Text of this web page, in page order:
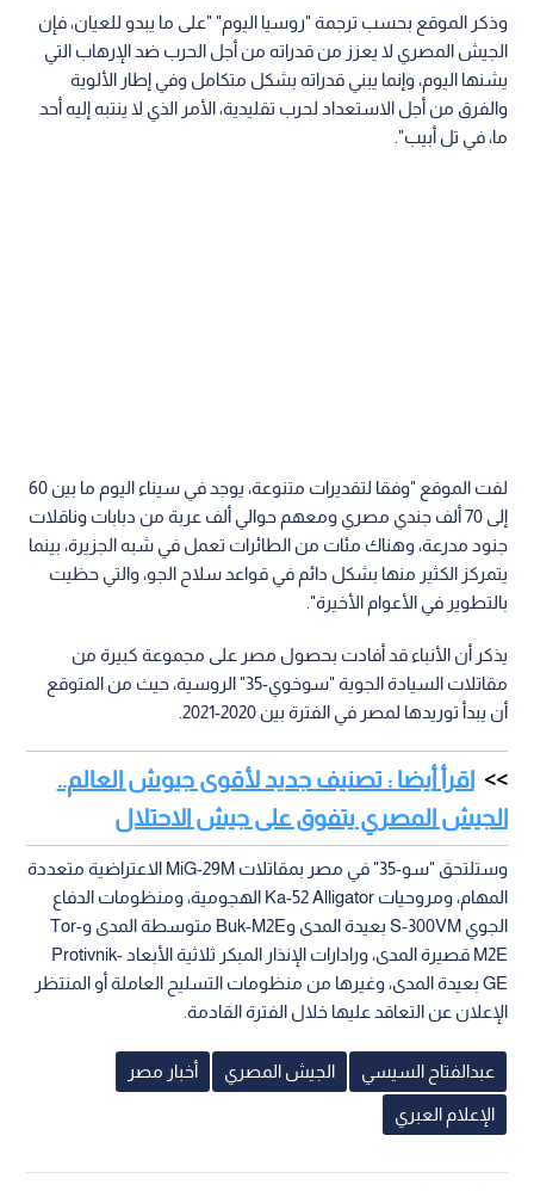
وذكر الموقع بحسب ترجمة "روسيا اليوم" "على ما يبدو للعيان، فإن
الجيش المصري لا يعزز من قدراته من أجل الحرب ضد الإرهاب التي
يشنها اليوم، وإنما يبني قدراته بشكل متكامل وفي إطار الألوية
والفرق من أجل الاستعداد لحرب تقليدية، الأمر الذي لا ينتبه إليه أحد
ما، في تل أبيب".
لفت الموقع "وفقا لتقديرات متنوعة، يوجد في سيناء اليوم ما بين 60
إلى 70 ألف جندي مصري ومعهم حوالي ألف عربة من دبابات وناقلات
جنود مدرعة، وهناك مئات من الطائرات تعمل في شبه الجزيرة، بينما
يتمركز الكثير منها بشكل دائم في قواعد سلاح الجو، والتي حظيت
بالتطوير في الأعوام الأخيرة".
يذكر أن الأنباء قد أفادت بحصول مصر على مجموعة كبيرة من
مقاتلات السيادة الجوية "سوخوي-35" الروسية، حيث من المتوقع
أن يبدأ توريدها لمصر في الفترة بين 2020-2021.
اقرأ أيضا : تصنيف جديد لأقوى جيوش العالم..
الجيش المصري يتفوق على جيش الاحتلال
وستلتحق "سو-35" في مصر بمقاتلات MiG-29M الاعتراضية متعددة
المهام، ومروحيات Ka-52 Alligator الهجومية، ومنظومات الدفاع
الجوي S-300VM بعيدة المدى وBuk-M2E متوسطة المدى وTor-
M2E قصيرة المدى، ورادارات الإنذار المبكر ثلاثية الأبعاد Protivnik-
GE بعيدة المدى، وغيرها من منظومات التسليح العاملة أو المنتظر
الإعلان عن التعاقد عليها خلال الفترة القادمة.
عبدالفتاح السيسي الجيش المصري أخبار مصر
الإعلام العبري